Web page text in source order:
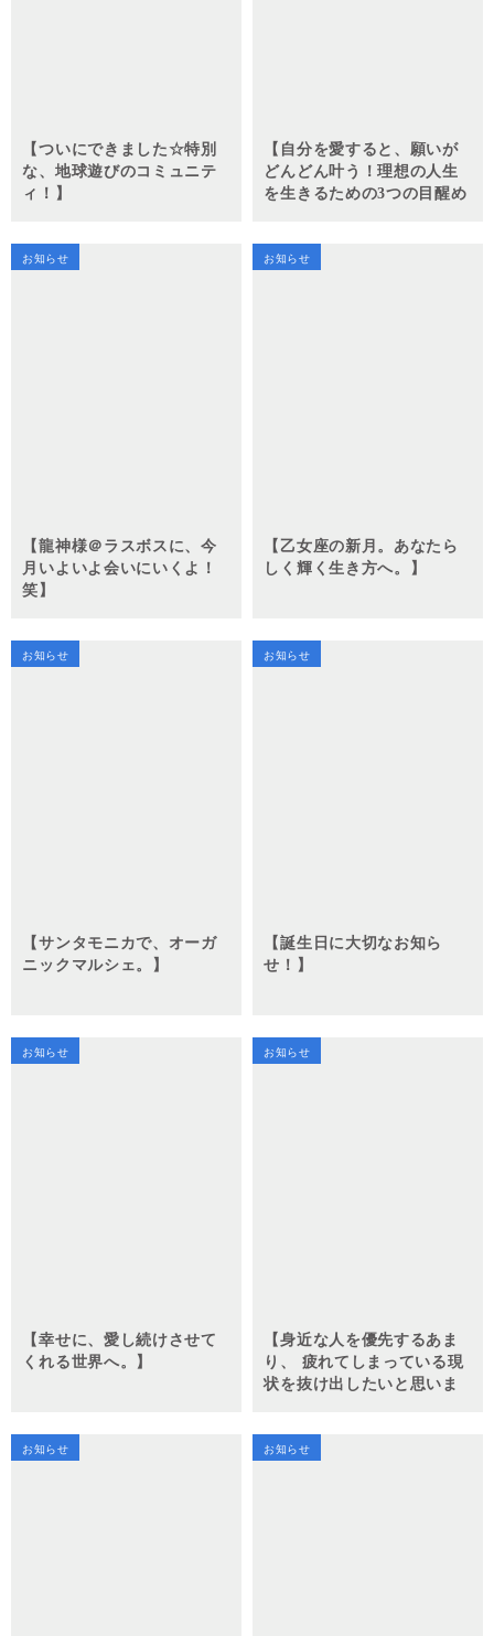
【ついにできました☆特別
な、地球遊びのコミュニテ
ィ！】
【自分を愛すると、願いが
どんどん叶う！理想の人生
を生きるための3つの目醒め
お知らせ
【龍神様＠ラスボスに、今
月いよいよ会いにいくよ！
笑】
お知らせ
【乙女座の新月。あなたら
しく輝く生き方へ。】
お知らせ
【サンタモニカで、オーガ
ニックマルシェ。】
お知らせ
【誕生日に大切なお知ら
せ！】
お知らせ
【幸せに、愛し続けさせて
くれる世界へ。】
お知らせ
【身近な人を優先するあま
り、 疲れてしまっている現
状を抜け出したいと思いま
お知らせ お知らせ